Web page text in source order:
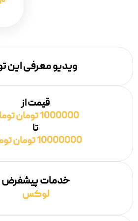
ویدیو معرفی این
قیمت از
1000000 تومان تومان
تا
10000000 تومان تومان
خدمات پیشفرض
لوکس